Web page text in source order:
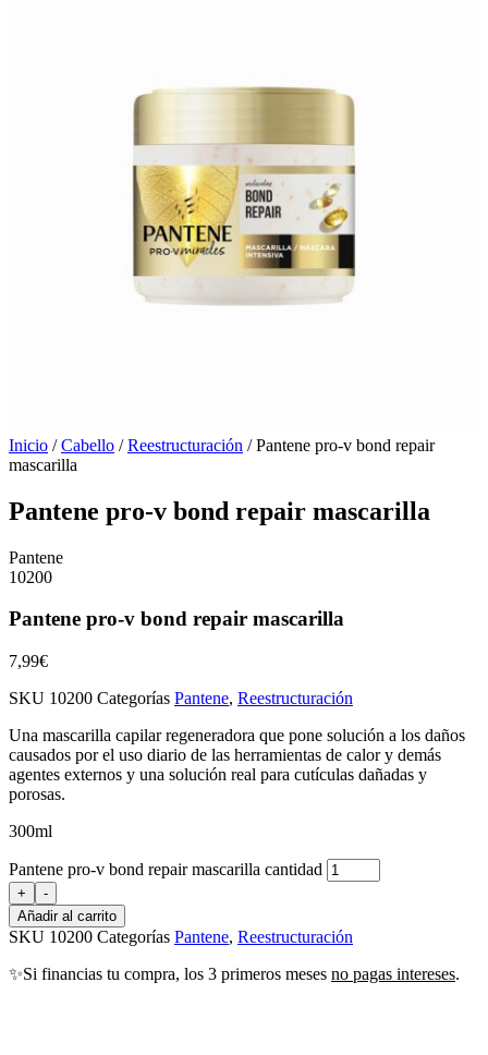
Inicio /Cabello /Reestructuración / Pantene pro-v bond repair
mascarilla
Pantene pro-v bond repair mascarilla
Pantene
10200
Pantene pro-v bond repair mascarilla
7,99€
SKU 10200 Categorías Pantene, Reestructuración
Una mascarilla capilar regeneradora que pone solución a los daños
causados por el uso diario de las herramientas de calor y demás
agentes externos y una solución real para cutículas dañadas y
porosas.
300ml
Pantene pro-v bond repair mascarilla cantidad
+
-
Añadir al carrito
SKU 10200 Categorías Pantene, Reestructuración
✨Si financias tu compra, los 3 primeros meses no pagas intereses.